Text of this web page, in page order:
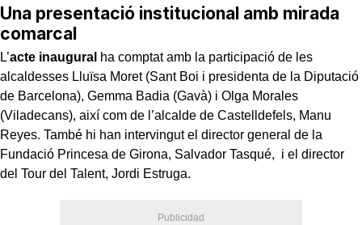
Una presentació institucional amb mirada
comarcal
L’acte inaugural ha comptat amb la participació de les
alcaldesses Lluïsa Moret (Sant Boi i presidenta de la Diputació
de Barcelona), Gemma Badia (Gavà) i Olga Morales
(Viladecans), així com de l’alcalde de Castelldefels, Manu
Reyes. També hi han intervingut el director general de la
Fundació Princesa de Girona, Salvador Tasqué, i el director
del Tour del Talent, Jordi Estruga.